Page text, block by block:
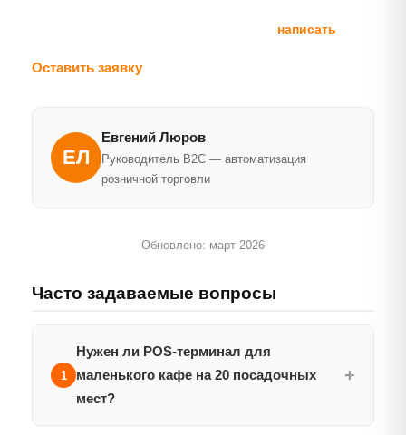
написать
Оставить заявку
ЕЛ
Евгений Люров
Руководитель B2C — автоматизация
розничной торговли
Обновлено: март 2026
Часто задаваемые вопросы
1
Нужен ли POS-терминал для
маленького кафе на 20 посадочных
мест?
+